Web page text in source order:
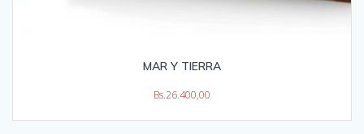
MAR Y TIERRA
Bs.26.400,00